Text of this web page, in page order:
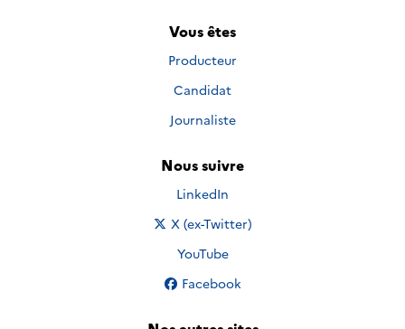
Vous êtes
Producteur
Candidat
Journaliste
Nous suivre
Nous suivre sur
LinkedIn
Nous suivre sur
X (ex-Twitter)
Nous suivre sur
YouTube
Nous suivre sur
Facebook